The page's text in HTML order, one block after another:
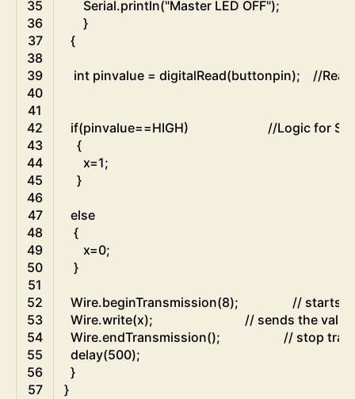
35
36
37
38
39
40
41
42
43
44
45
46
47
48
49
50
51
52
53
54
55
56
57
Serial.println("Master LED OFF");
}
{
int pinvalue = digitalRead(buttonpin); //
if(pinvalue==HIGH)
//Logic for
{
x=1;
}
else
{
x=0;
}
Wire.beginTransmission(8);
// starts
Wire.write(x);
// sends the
Wire.endTransmission();
// stop
delay(500);
}
}